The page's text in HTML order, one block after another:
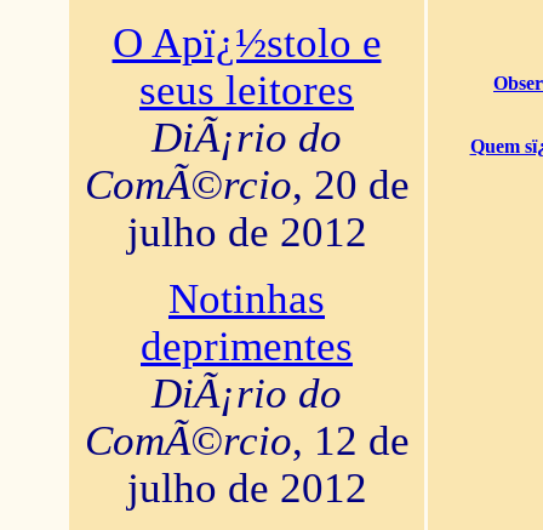
O Apï¿½stolo e
seus leitores
DiÃ¡rio do
ComÃ©rcio, 20 de
julho de 2012
Notinhas
deprimentes
DiÃ¡rio do
ComÃ©rcio, 12 de
julho de 2012
Quem